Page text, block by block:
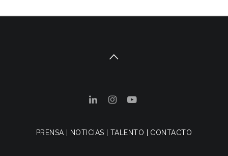
PRENSA NOTICIAS TALENTO CONTACTO